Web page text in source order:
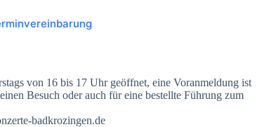
von 16 bis 17 Uhr geöffnet, eine Voranmeldung ist
Besuch oder auch für eine bestellte Führung zum
badkrozingen.de